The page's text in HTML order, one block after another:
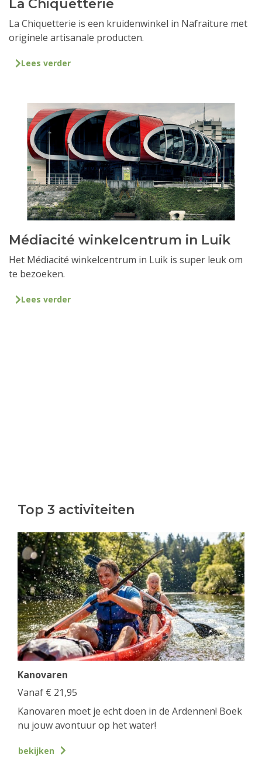
La Chiquetterie
La Chiquetterie is een kruidenwinkel in Nafraiture met
originele artisanale producten.
Lees verder
Médiacité winkelcentrum in Luik
Het Médiacité winkelcentrum in Luik is super leuk om
te bezoeken.
Lees verder
Top 3 activiteiten
Kanovaren
Vanaf € 21,95
Kanovaren moet je echt doen in de Ardennen! Boek
nu jouw avontuur op het water!
bekijken